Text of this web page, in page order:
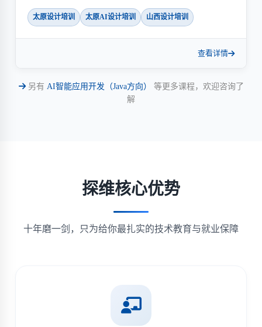
太原设计培训 太原AI设计培训 山西设计培训
查看详情
另有 AI智能应用开发（Java方向）
等更多课程，欢迎咨询了
解
探维核心优势
十年磨一剑，只为给你最扎实的技术教育与就业保障